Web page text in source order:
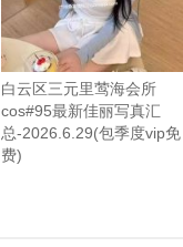
白云区三元里莺海会所
cos#95最新佳丽写真汇
总-2026.6.29(包季度vip免
费)